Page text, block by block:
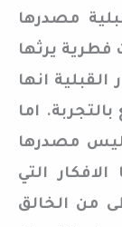
مصدرها
فطرية يرثها
انها
اما
ليس مصدرها
التي
من الخالق